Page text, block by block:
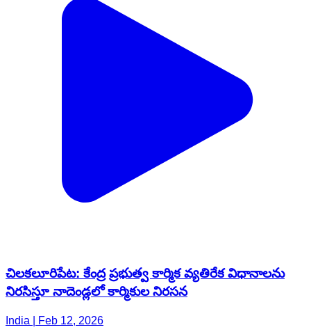
చిలకలూరిపేట: కేంద్ర ప్రభుత్వ కార్మిక వ్యతిరేక విధానాలను
నిరసిస్తూ నాదెండ్లలో కార్మికుల నిరసన
India | Feb 12, 2026